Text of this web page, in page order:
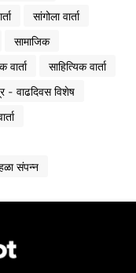
सांगोला वार्ता
सामाजिक
वार्ता
साहित्यिक वार्ता
- वाढदिवस विशेष
संपन्न